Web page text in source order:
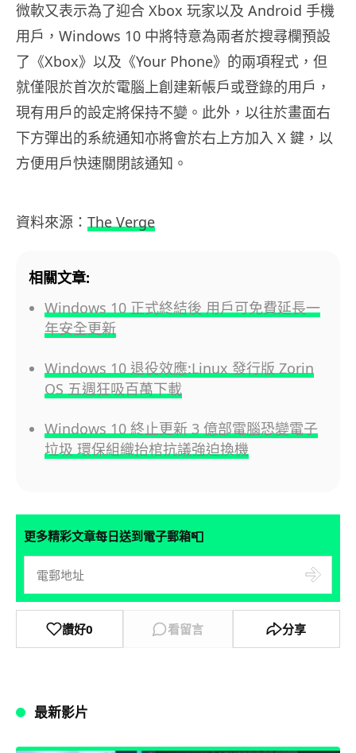
微軟又表示為了迎合 Xbox 玩家以及 Android 手機
用戶，Windows 10 中將特意為兩者於搜尋欄預設
了《Xbox》以及《Your Phone》的兩項程式，但
就僅限於首次於電腦上創建新帳戶或登錄的用戶，
現有用戶的設定將保持不變。此外，以往於畫面右
下方彈出的系統通知亦將會於右上方加入 X 鍵，以
方便用戶快速關閉該通知。
資料來源： The Verge
相關文章:
Windows 10 正式終結後 用戶可免費延長一
年安全更新
Windows 10 退役效應:Linux 發行版 Zorin
OS 五週狂吸百萬下載
Windows 10 終止更新 3 億部電腦恐變電子
垃圾 環保組織抬棺抗議強迫換機
更多精彩文章每日送到電子郵箱📮
讚好0 看留言 分享
最新影片